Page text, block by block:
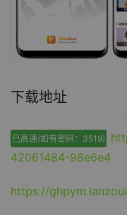
下载地址
已高速(如有密码：3519)
42061484-98e6e4
https://